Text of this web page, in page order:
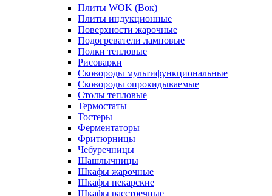
Плиты WOK (Вок)
Плиты индукционные
Поверхности жарочные
Подогреватели ламповые
Полки тепловые
Рисоварки
Сковороды мультифункциональные
Сковороды опрокидываемые
Столы тепловые
Термостаты
Тостеры
Ферментаторы
Фритюрницы
Чебуречницы
Шашлычницы
Шкафы жарочные
Шкафы пекарские
Шкафы расстоечные